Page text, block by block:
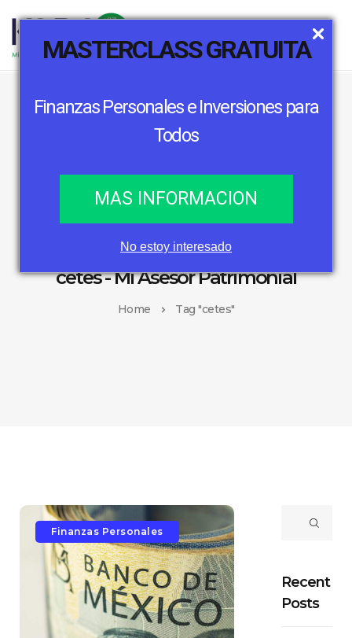
MASTERCLASS GRATUITA
Finanzas Personales e Inversiones para
Todos
MAS INFORMACION
No estoy interesado
cetes - Mi Asesor Patrimonial
Home Tag "cetes"
Finanzas Personales
Recent
Posts